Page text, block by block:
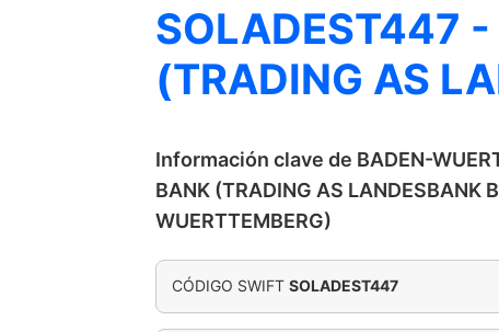
SOLADEST447 -
(TRADING AS
Información clave de BADEN-
BANK (TRADING AS LANDESBANK
WUERTTEMBERG)
CÓDIGO SWIFT SOLADEST447